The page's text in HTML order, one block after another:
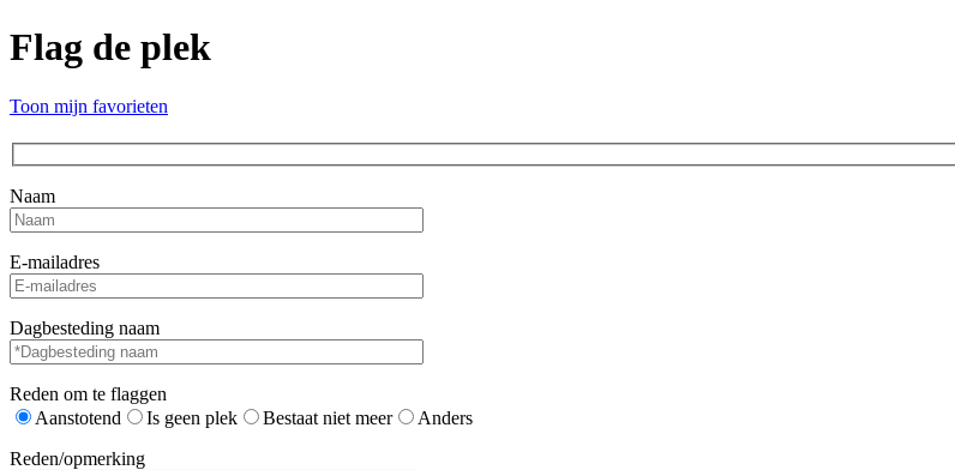
Flag de plek
Toon mijn favorieten
Naam
E-mailadres
Dagbesteding naam
Reden om te flaggen
Aanstotend
Is geen plek Bestaat niet meer
Anders
Reden/opmerking